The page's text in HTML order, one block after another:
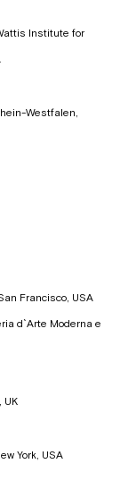
Institute for
Westfalen,
Francisco, USA
d`Arte Moderna e
UK
York, USA